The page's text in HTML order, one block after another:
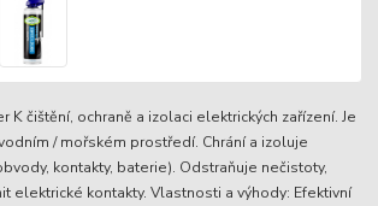
K čištění, ochraně a izolaci elektrických zařízení. Je
/ mořském prostředí. Chrání a izoluje
kontakty, baterie). Odstraňuje nečistoty,
elektrické kontakty. Vlastnosti a výhody: Efektivní